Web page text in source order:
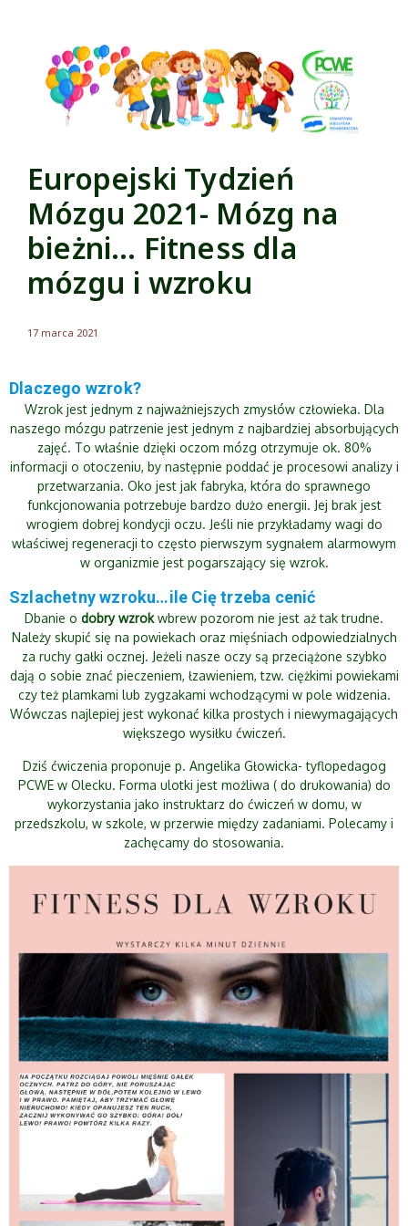
Europejski Tydzień
Mózgu 2021- Mózg na
bieżni… Fitness dla
mózgu i wzroku
17 marca 2021
Dlaczego wzrok?
Wzrok jest jednym z najważniejszych zmysłów człowieka. Dla
naszego mózgu patrzenie jest jednym z najbardziej absorbujących
zajęć. To właśnie dzięki oczom mózg otrzymuje ok. 80%
informacji o otoczeniu, by następnie poddać je procesowi analizy i
przetwarzania. Oko jest jak fabryka, która do sprawnego
funkcjonowania potrzebuje bardzo dużo energii. Jej brak jest
wrogiem dobrej kondycji oczu. Jeśli nie przykładamy wagi do
właściwej regeneracji to często pierwszym sygnałem alarmowym
w organizmie jest pogarszający się wzrok.
Szlachetny wzroku…ile Cię trzeba cenić
Dbanie o dobry wzrokwbrew pozorom nie jest aż tak trudne.
Należy skupić się na powiekach oraz mięśniach odpowiedzialnych
za ruchy gałki ocznej. Jeżeli nasze oczy są przeciążone szybko
dają o sobie znać pieczeniem, łzawieniem, tzw. ciężkimi powiekami
czy też plamkami lub zygzakami wchodzącymi w pole widzenia.
Wówczas najlepiej jest wykonać kilka prostych i niewymagających
większego wysiłku ćwiczeń.
Dziś ćwiczenia proponuje p. Angelika Głowicka- tyflopedagog
PCWE w Olecku. Forma ulotki jest możliwa ( do drukowania) do
wykorzystania jako instruktarz do ćwiczeń w domu, w
przedszkolu, w szkole, w przerwie między zadaniami. Polecamy i
zachęcamy do stosowania.